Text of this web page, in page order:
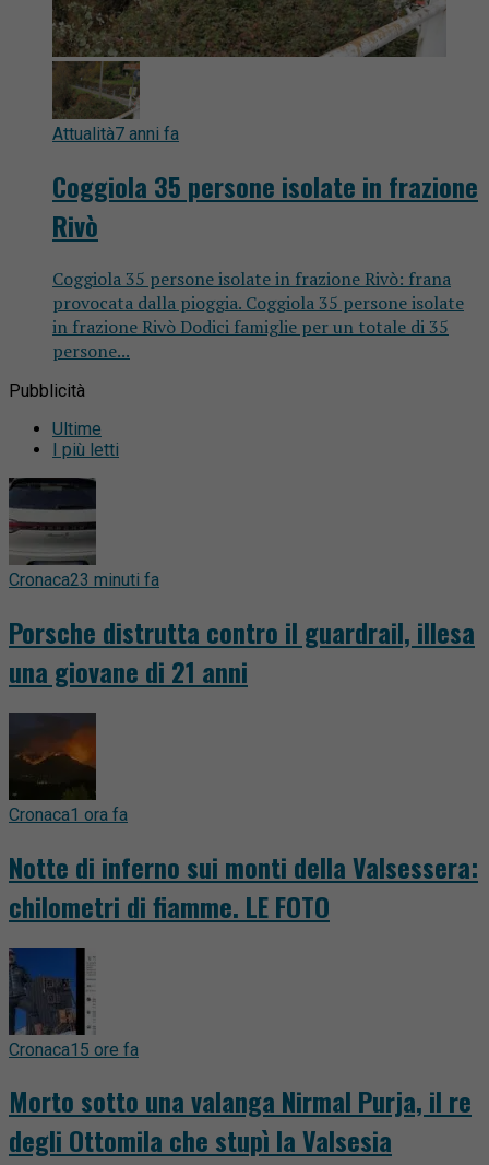
Attualità7 anni fa
Coggiola 35 persone isolate in frazione
Rivò
Coggiola 35 persone isolate in frazione Rivò: frana
provocata dalla pioggia. Coggiola 35 persone isolate
in frazione Rivò Dodici famiglie per un totale di 35
persone...
Pubblicità
Ultime
I più letti
Cronaca23 minuti fa
Porsche distrutta contro il guardrail, illesa
una giovane di 21 anni
Cronaca1 ora fa
Notte di inferno sui monti della Valsessera:
chilometri di fiamme. LE FOTO
Cronaca15 ore fa
Morto sotto una valanga Nirmal Purja, il re
degli Ottomila che stupì la Valsesia